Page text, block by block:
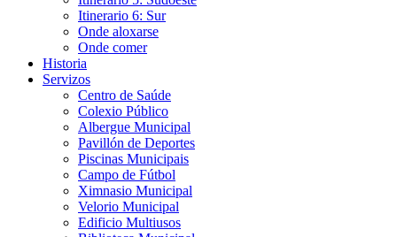
Itinerario 6: Sur
Onde aloxarse
Onde comer
Historia
Servizos
Centro de Saúde
Colexio Público
Albergue Municipal
Pavillón de Deportes
Piscinas Municipais
Campo de Fútbol
Ximnasio Municipal
Velorio Municipal
Edificio Multiusos